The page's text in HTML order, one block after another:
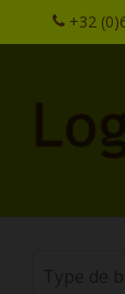
+32